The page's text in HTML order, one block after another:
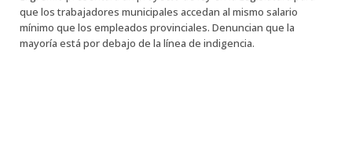
que los trabajadores municipales accedan al mismo salario
mínimo que los empleados provinciales. Denuncian que la
mayoría está por debajo de la línea de indigencia.